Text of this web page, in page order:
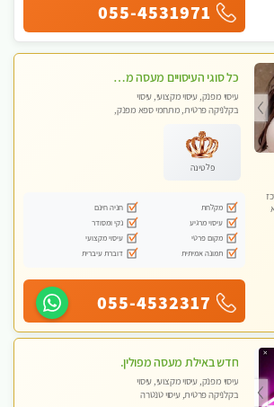
055-4531971
כל סוגי העיסויים מעסה מקצועית ואיכותית פרטי!!!
עיסוי מפנק, עיסוי מקצועי, עיסוי
בקלניקה פרטית, מתחמי ספא מפנק,
פלטינה
מקלחת
חניה חינם
עיסוי מרגיע
נקי ומסודר
מקום פרטי
עיסוי מקצועי
תמונה אמיתית
דוברת עיברית
055-4532317
חדש באילת מעסה מפולין.
עיסוי מפנק, עיסוי מקצועי, עיסוי
בקלניקה פרטית, עיסוי טנטרה